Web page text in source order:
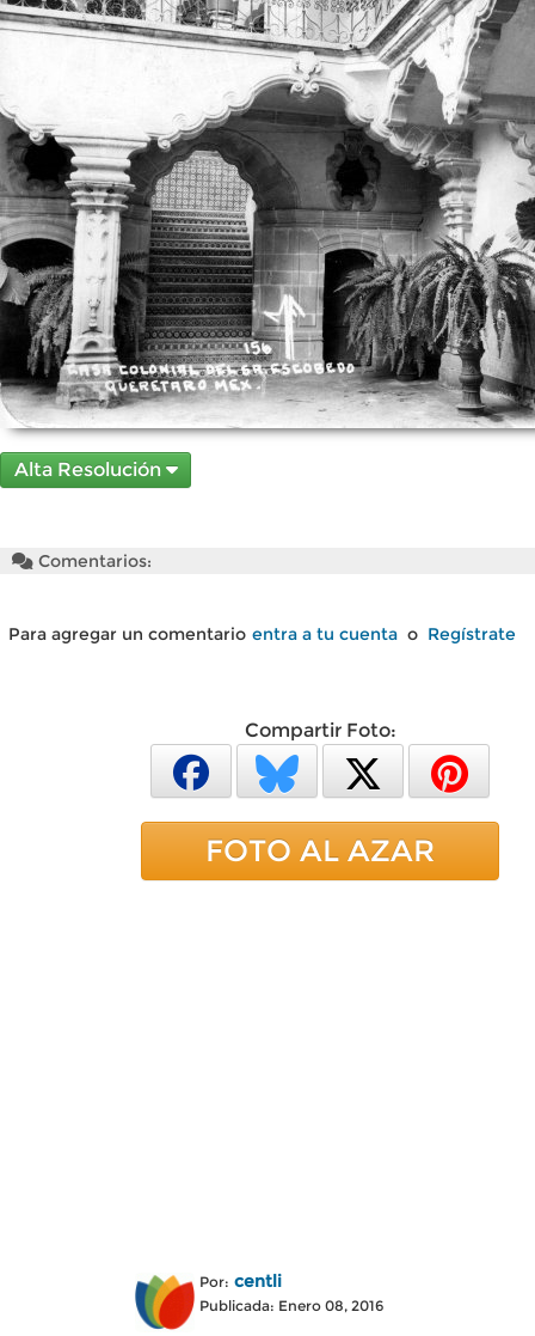
Alta Resolución
Comentarios:
Para agregar un comentario entra a tu cuenta o Regístrate
Compartir Foto:
FOTO AL AZAR
Por: centli
Publicada: Enero 08, 2016